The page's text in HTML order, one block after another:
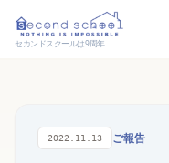
セカンドスクールは9周年
2022.11.13 ご報告